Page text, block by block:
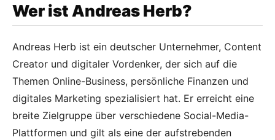
Wer ist Andreas Herb?
Andreas Herb ist ein deutscher Unternehmer, Content
Creator und digitaler Vordenker, der sich auf die
Themen Online-Business, persönliche Finanzen und
digitales Marketing spezialisiert hat. Er erreicht eine
breite Zielgruppe über verschiedene Social-Media-
Plattformen und gilt als eine der aufstrebenden